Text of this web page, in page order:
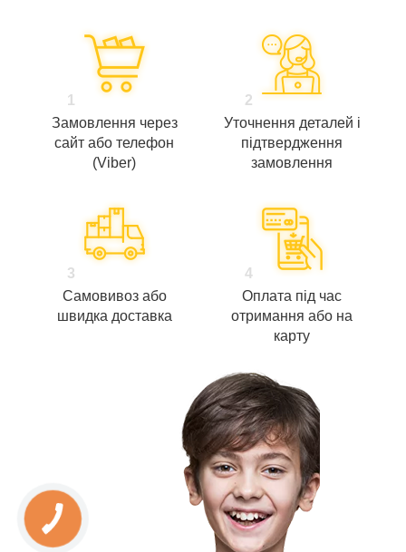
1
Замовлення через
сайт або телефон
(Viber)
2
Уточнення деталей і
підтвердження
замовлення
3
Самовивоз або
швидка доставка
4
Оплата під час
отримання або на
карту